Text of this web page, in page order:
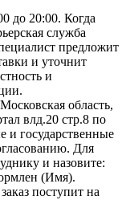
до 20:00. Когда
служба
предложит
и уточнит
и
область,
влд.20 стр.8 по
и государственные
Для
и назовите:
(Имя).
поступит на